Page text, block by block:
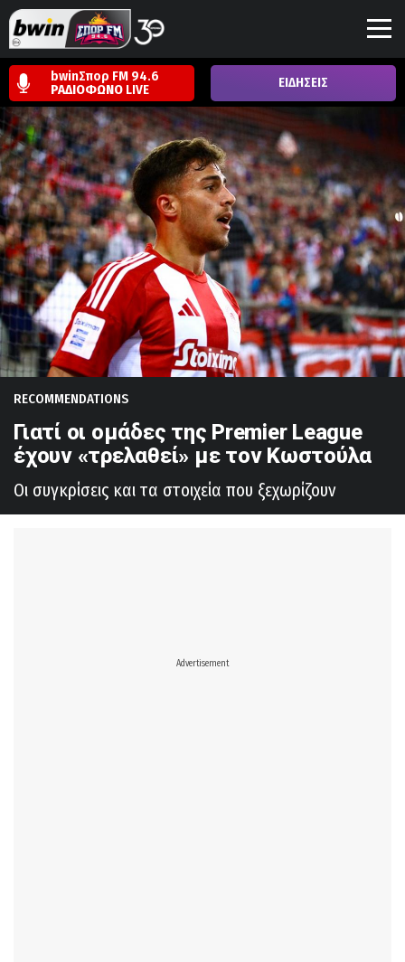
bwinΣπορ FM 94.6
ΡΑΔΙΟΦΩΝΟ LIVE ΕΙΔΗΣΕΙΣ
RECOMMENDATIONS
Γιατί οι ομάδες της Premier League
έχουν «τρελαθεί» με τον Κωστούλα
Οι συγκρίσεις και τα στοιχεία που ξεχωρίζουν